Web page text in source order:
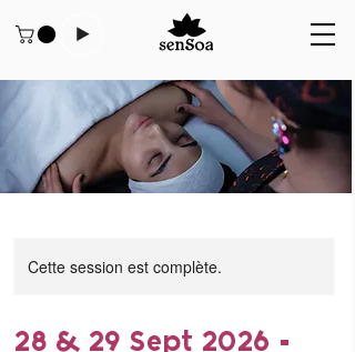
Cette session est complète.
28 & 29 Sept 2026 -